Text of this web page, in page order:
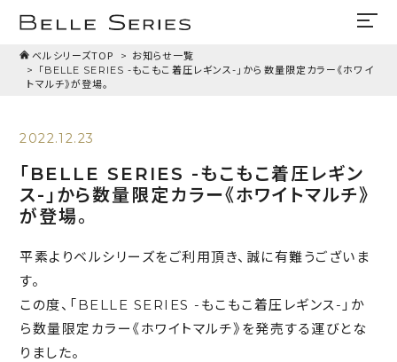
ベルシリーズTOP お知らせ一覧
「BELLE SERIES -もこもこ着圧レギンス-」から数量限定カラー《ホワイ
トマルチ》が登場。
2022.12.23
「BELLE SERIES -もこもこ着圧レギン
ス-」から数量限定カラー《ホワイトマルチ》
が登場。
平素よりベルシリーズをご利用頂き、誠に有難うございま
す。
この度、「BELLE SERIES -もこもこ着圧レギンス-」か
ら数量限定カラー《ホワイトマルチ》を発売する運びとな
りました。